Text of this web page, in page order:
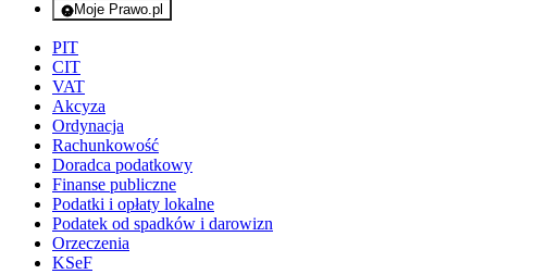
Moje Prawo.pl
- rejestracja i logowanie do serwisu
PIT
CIT
VAT
Akcyza
Ordynacja
Rachunkowość
Doradca podatkowy
Finanse publiczne
Podatki i opłaty lokalne
Podatek od spadków i darowizn
Orzeczenia
KSeF